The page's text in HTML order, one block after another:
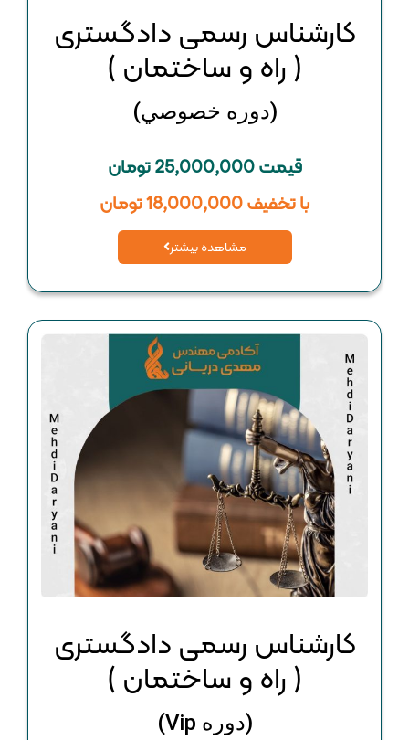
کارشناس رسمی دادگستری
( راه و ساختمان )
(دوره خصوصي)
قیمت 25,000,000 تومان
با تخفیف 18,000,000 تومان
مشاهده بیشتر
کارشناس رسمی دادگستری
( راه و ساختمان )
(دوره Vip)